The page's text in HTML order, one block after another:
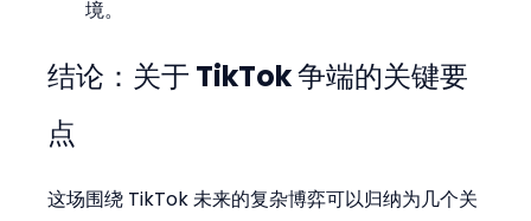
境。
结论：关于 TikTok 争端的关键要
点
这场围绕 TikTok 未来的复杂博弈可以归纳为几个关